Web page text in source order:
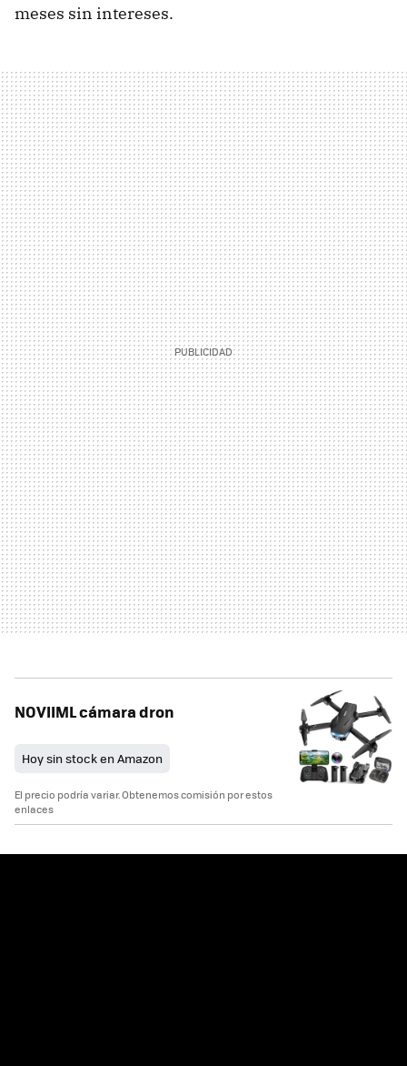
meses sin intereses.
NOVIIML cámara dron
Hoy sin stock en Amazon
El precio podría variar. Obtenemos comisión por estos
enlaces